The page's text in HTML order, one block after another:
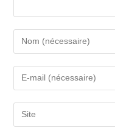
Enter
your
name
comment
Enter
your
email
address
Saisir
l’URL